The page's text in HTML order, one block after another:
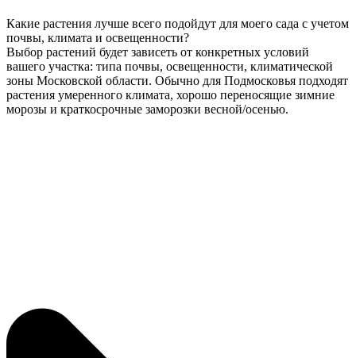
Какие растения лучше всего подойдут для моего сада с учетом
почвы, климата и освещенности?
Выбор растений будет зависеть от конкретных условий
вашего участка: типа почвы, освещенности, климатической
зоны Московской области. Обычно для Подмосковья подходят
растения умеренного климата, хорошо переносящие зимние
морозы и краткосрочные заморозки весной/осенью.